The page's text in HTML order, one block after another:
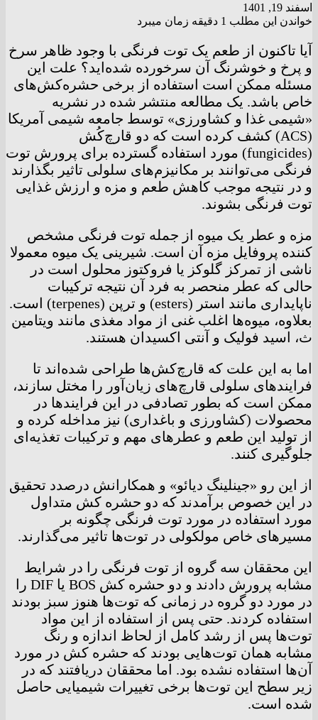
اسفند 19, 1401
خواندن این مطلب 1 دقیقه زمان میبرد
آیا تاکنون از طعم یک توت فرنگی با وجود ظاهر سرخ
و پرخ و خوشرنگ آن سرخورده شده‌اید؟ علت این
مسئله ممکن است استفاده از برخی حشره‌کش‌های
خاص باشد. یک مطالعه منتشر شده در نشریه
«شیمی غذا و کشاورزی» توسط جامعه شیمی آمریکا
(ACS) کشف کرده است که دو قارچ‌کُش
(fungicides) مورد استفاده گسترده برای پرورش توت
فرنگی می‌توانند بر مکانیزم‌های سلولی تاثیر بگذارند
و در نتیجه موجب کاهش طعم و مزه و ارزش غذایی
توت فرنگی بشوند.
مزه و عطر یک میوه از جمله توت فرنگی مشخص
کننده پروفایل مزه آن است. شیرینی یک میوه معمولا
ناشی از تمرکز گلوکز یا فروکتوز محلول است در
حالی که عطر منحصر به فرد آن نتیجه ترکیبات
ناپایداری مانند استر (esters) و ترپن (terpenes) است.
بعلاوه، میوه‌ها اغلب غنی از مواد مغذی مانند ویتامین
ث، اسید فولیک و آنتی اکسیدان هستند.
اما به این علت که قارچ‌کش‌ها طراحی شده‌اند تا
فرایند‌های سلولی قارچ‌های زیان‌آور را مختل سازند،
ممکن است که بطور تصادفی در این فرایند‌ها در
محصولات (کشاورزی و باغداری) نیز مداخله کرده و
از تولید این طعم و عطر‌های مهم و ترکیبات تغذیه‌ای
جلوگیری کنند.
از این رو «جینلینگ دیائو» و همکارانش درصدد تحقیق
در این خصوص برآمدند که دو حشره کش متداول
مورد استفاده در مورد توت فرنگی چگونه بر
مسیر‌های خاص مولکولی در توت‌ها تاثیر می‌گذارند.
این محققان سه گروه از توت فرنگی را در شرایط
مشابه پرورش دادند و دو حشره کش BOS یا DIF را
در مورد دو گروه در زمانی که توت‌ها هنوز سبز بودند
استفاده کردند. حتی پس از استفاده از این مواد
توت‌ها پس از رشد کامل از لحاظ اندازه و رنگ
مشابه همان توت‌هایی بودند که حشره کش در مورد
آن‌ها استفاده نشده بود. اما محققان دریافتند که در
زیر سطح این توت‌ها برخی تغییرات شیمیایی حاصل
شده است.